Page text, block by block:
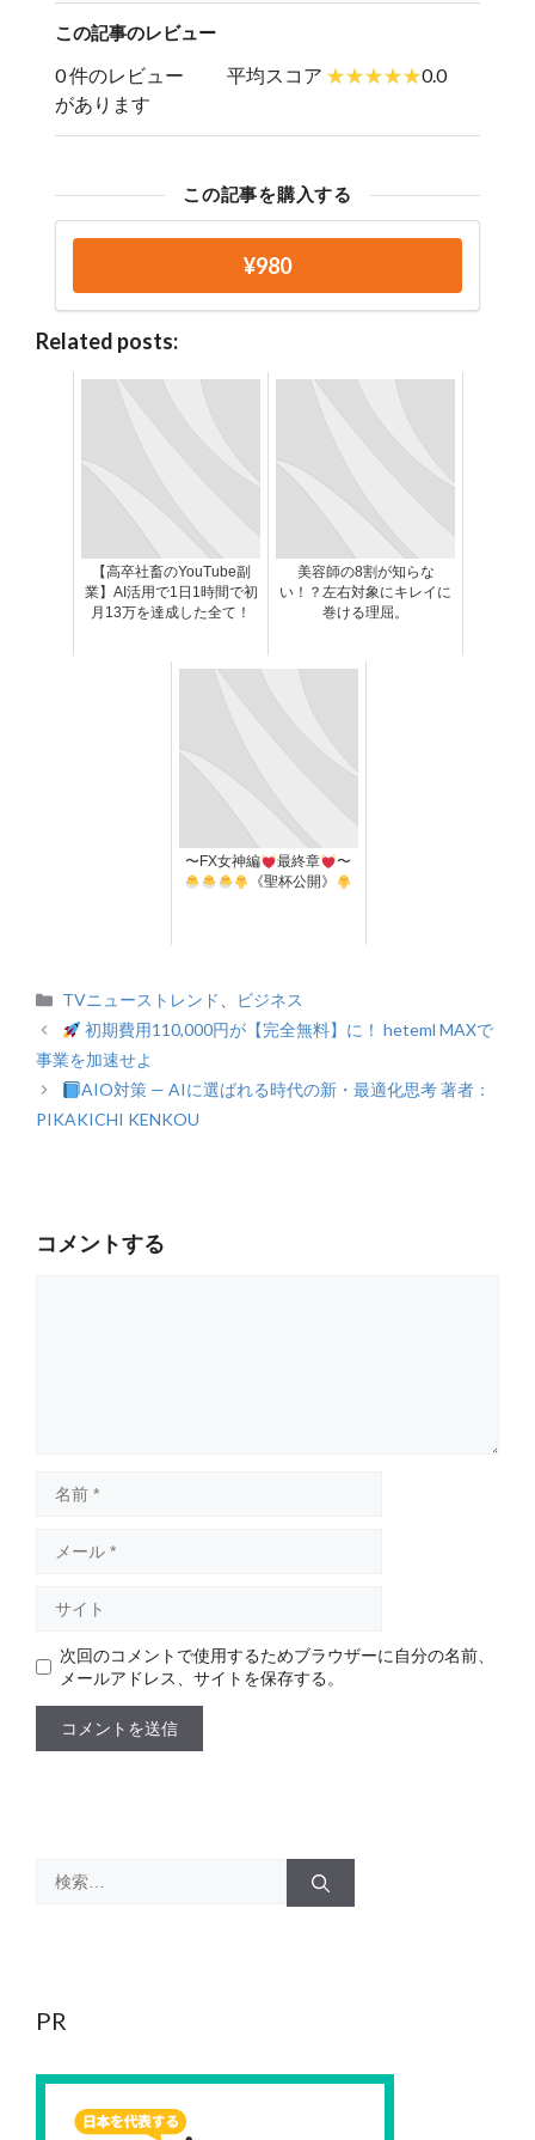
この記事のレビュー
0 件のレビュー
があります
平均スコア 0.0
この記事を購入する
¥980
Related posts:
【高卒社畜のYouTube副
業】AI活用で1日1時間で初
月13万を達成した全て！
美容師の8割が知らな
い！？左右対象にキレイに
巻ける理屈。
〜FX女神編 最終章
〜
《聖杯公開》
カ
テ
リ
ー
TVニューストレンド
ビジネス
初期費用110,000円が【完全無料】に！ heteml MAXで
事業を加速せよ
AIO対策 — AIに選ばれる時代の新・最適化思考 著者：
PIKAKICHI KENKOU
コメントする
次回のコメントで使用するためブラウザーに自分の名前、
メールアドレス、サイトを保存する。
索:
PR